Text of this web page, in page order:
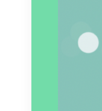
Paru le